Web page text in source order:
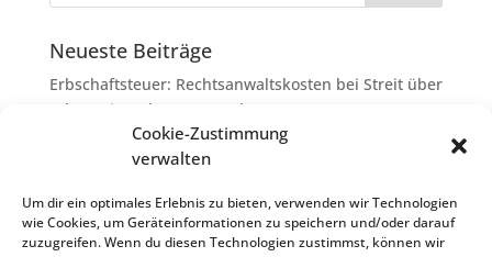
Cookie-Zustimmung
verwalten
Um dir ein optimales Erlebnis zu bieten, verwenden wir Technologien
wie Cookies, um Geräteinformationen zu speichern und/oder darauf
zuzugreifen. Wenn du diesen Technologien zustimmst, können wir
Neueste Beiträge
Erbschaftsteuer: Rechtsanwaltskosten bei Streit über
Erbauseinandersetzung als
Nachlassverbindlichkeiten
Umsatzsteuer-Umrechnungskurse Juli 2026
Keine Steuerfreiheit eines sog. Konfusionsgewinns
bei Mutterkapitalgesellschaft